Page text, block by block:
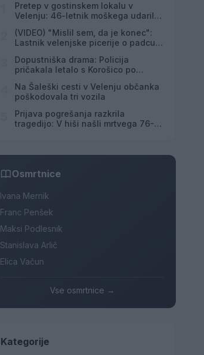
Pretep v gostinskem lokalu v
Velenju: 46-letnik moškega udaril s
(VIDEO) "Mislil sem, da je konec":
Lastnik velenjske picerije o padcu s
Dopustniška drama: Policija
pričakala letalo s Korošico po
Na Šaleški cesti v Velenju občanka
poškodovala tri vozila
Prijava pogrešanja razkrila
tragedijo: V hiši našli mrtvega 76-
Osmrtnice
Ivana Mernik
Franc Penšek
Maksi Podlesnik
Stanislava Arlič
Elica Vačun
Vse osmrtnice →
Kategorije